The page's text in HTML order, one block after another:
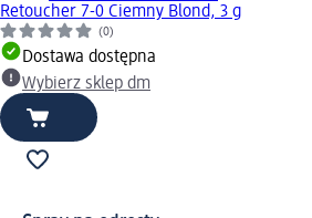
Retoucher 7-0 Ciemny Blond, 3 g
(0)
Dostawa dostępna
Wybierz sklep dm